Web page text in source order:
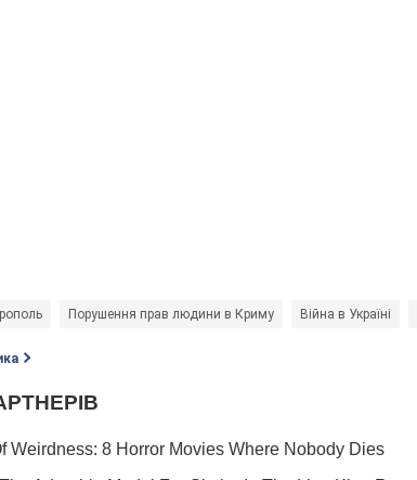
Порушення прав людини в Криму Війна в Україні